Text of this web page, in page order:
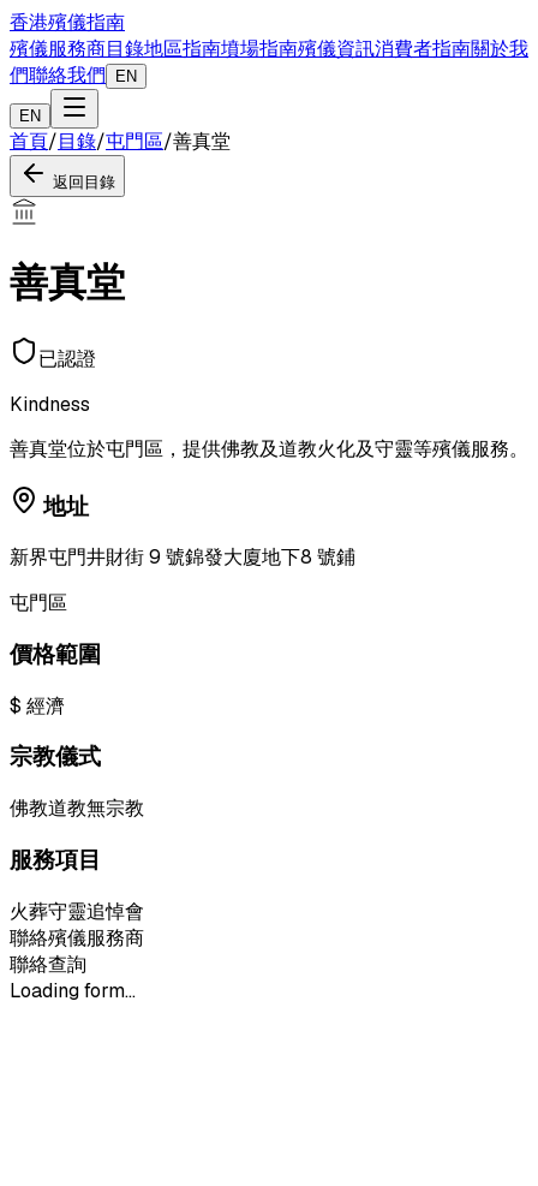
香港殯儀指南
殯儀服務商目錄地區指南墳場指南殯儀資訊消費者指南關於我
們聯絡我們 EN
EN
首頁/目錄/屯門區/善真堂
返回目錄
善真堂
已認證
Kindness
善真堂位於屯門區，提供佛教及道教火化及守靈等殯儀服務。
地址
新界屯門井財街 9 號錦發大廈地下8 號鋪
屯門區
價格範圍
$ 經濟
宗教儀式
佛教道教無宗教
服務項目
火葬守靈追悼會
聯絡殯儀服務商
聯絡查詢
Loading form...